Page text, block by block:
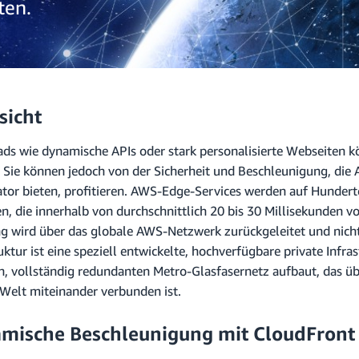
wie dynamische APIs oder stark personalisierte Webseiten
können jedoch von der Sicherheit und Beschleunigung,
bieten, profitieren. AWS-Edge-Services werden auf
die innerhalb von durchschnittlich 20 bis 30 Millisekunden
wird über das globale AWS-Netzwerk zurückgeleitet und
ist eine speziell entwickelte, hochverfügbare private
vollständig redundanten Metro-Glasfasernetz aufbaut, das
miteinander verbunden ist.
Beschleunigung mit CloudFront